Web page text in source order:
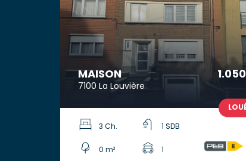
MAISON
7100 La Louvière
3 Ch. 1 SDB
0 m²